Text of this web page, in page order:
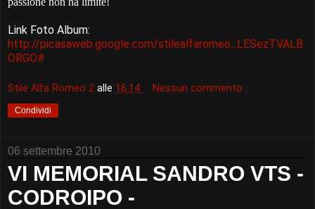
Link Foto Album:
http://picasaweb.google.com/stilealfaromeo...LESezTVALB
ORGO#
Stile Alfa Romeo 2 alle 16:14 Nessun commento :
Condividi
06 settembre 2010
VI MEMORIAL SANDRO VTS -
CODROIPO -